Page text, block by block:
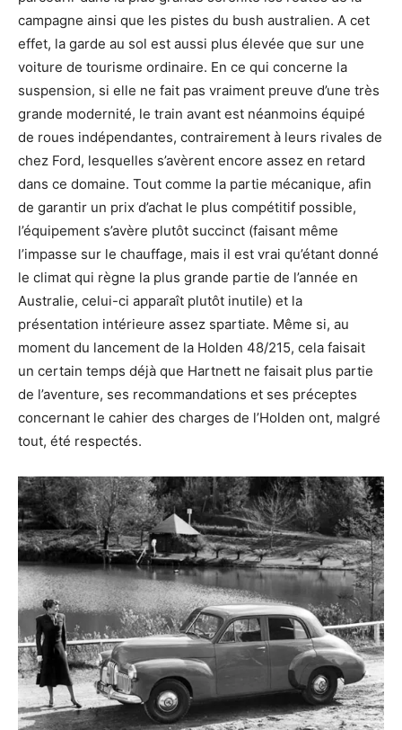
campagne ainsi que les pistes du bush australien. A cet
effet, la garde au sol est aussi plus élevée que sur une
voiture de tourisme ordinaire. En ce qui concerne la
suspension, si elle ne fait pas vraiment preuve d’une très
grande modernité, le train avant est néanmoins équipé
de roues indépendantes, contrairement à leurs rivales de
chez Ford, lesquelles s’avèrent encore assez en retard
dans ce domaine. Tout comme la partie mécanique, afin
de garantir un prix d’achat le plus compétitif possible,
l’équipement s’avère plutôt succinct (faisant même
l’impasse sur le chauffage, mais il est vrai qu’étant donné
le climat qui règne la plus grande partie de l’année en
Australie, celui-ci apparaît plutôt inutile) et la
présentation intérieure assez spartiate. Même si, au
moment du lancement de la Holden 48/215, cela faisait
un certain temps déjà que Hartnett ne faisait plus partie
de l’aventure, ses recommandations et ses préceptes
concernant le cahier des charges de l’Holden ont, malgré
tout, été respectés.